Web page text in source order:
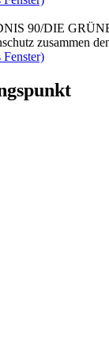
90/DIE
zusammen